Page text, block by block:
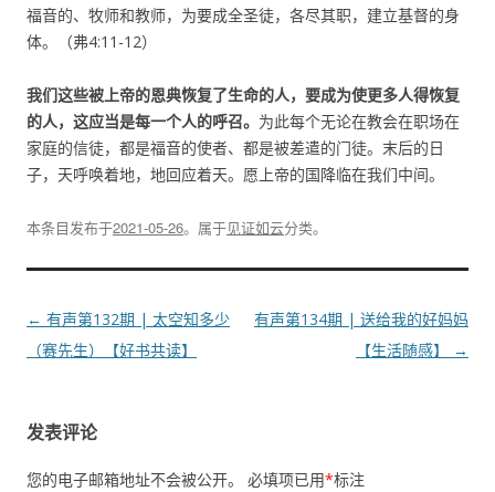
福音的、牧师和教师，为要成全圣徒，各尽其职，建立基督的身
体。（弗4:11-12）
我们这些被上帝的恩典恢复了生命的人，要成为使更多人得恢复
的人，这应当是每一个人的呼召。 为此每个无论在教会在职场在
家庭的信徒，都是福音的使者、都是被差遣的门徒。末后的日
子，天呼唤着地，地回应着天。愿上帝的国降临在我们中间。
本条目发布于2021-05-26。属于见证如云分类。
文
章
← 有声第132期 | 太空知多少
（赛先生）【好书共读】
有声第134期 | 送给我的好妈妈
【生活随感】
→
发表评论
您的电子邮箱地址不会被公开。 必填项已用*标注